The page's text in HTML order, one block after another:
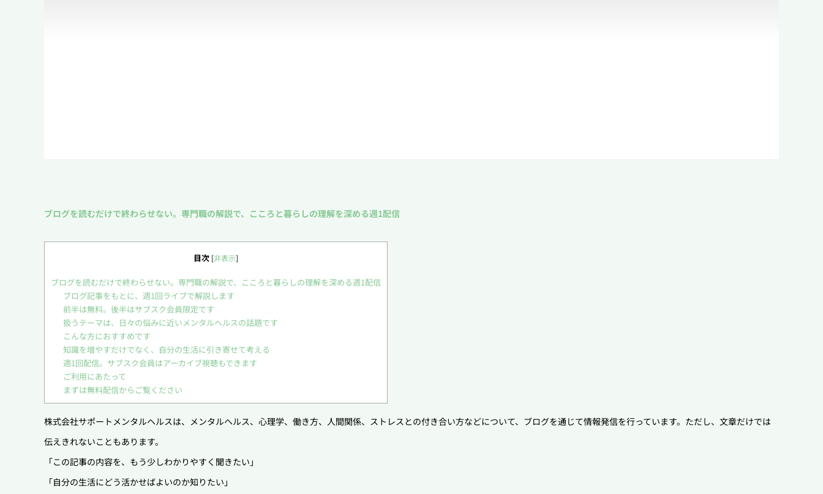
ブログを読むだけで終わらせない。専門職の解説で、こころと暮らしの理解を深める週1配信
目次 [非表示]
ブログを読むだけで終わらせない。専門職の解説で、こころと暮らしの理解を深める週1配信
ブログ記事をもとに、週1回ライブで解説します
前半は無料。後半はサブスク会員限定です
扱うテーマは、日々の悩みに近いメンタルヘルスの話題です
こんな方におすすめです
知識を増やすだけでなく、自分の生活に引き寄せて考える
週1回配信。サブスク会員はアーカイブ視聴もできます
ご利用にあたって
まずは無料配信からご覧ください
株式会社サポートメンタルヘルスは、メンタルヘルス、心理学、働き方、人間関係、ストレスとの付き合い方などについて、ブログを通じて情報発信を行っています。 ただし、文章だけでは
伝えきれないこともあります。
「この記事の内容を、もう少しわかりやすく聞きたい」
「自分の生活にどう活かせばよいのか知りたい」